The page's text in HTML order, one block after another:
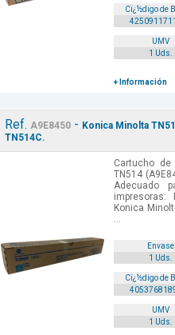
Cï¿½digo de
UMV
1 Uds.
+ Información
Ref. A9E8450- Konica Minolta
TN514C.
Cartucho
TN514
Adecuado
impresoras:
Konica
...
Envase
1 Uds.
Cï¿½digo de
UMV
1 Uds.